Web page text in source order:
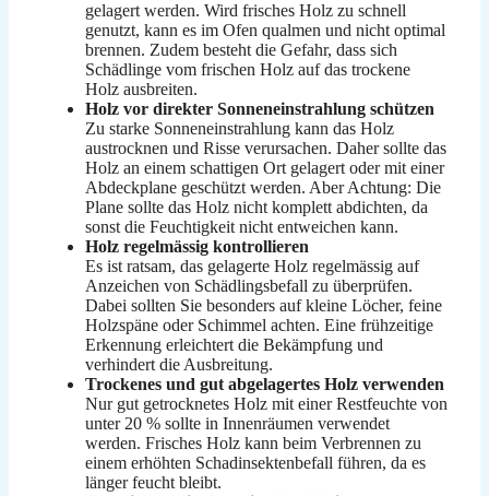
gelagert werden. Wird frisches Holz zu schnell
genutzt, kann es im Ofen qualmen und nicht optimal
brennen. Zudem besteht die Gefahr, dass sich
Schädlinge vom frischen Holz auf das trockene
Holz ausbreiten.
Holz vor direkter Sonneneinstrahlung schützen
Zu starke Sonneneinstrahlung kann das Holz
austrocknen und Risse verursachen. Daher sollte das
Holz an einem schattigen Ort gelagert oder mit einer
Abdeckplane geschützt werden. Aber Achtung: Die
Plane sollte das Holz nicht komplett abdichten, da
sonst die Feuchtigkeit nicht entweichen kann.
Holz regelmässig kontrollieren
Es ist ratsam, das gelagerte Holz regelmässig auf
Anzeichen von Schädlingsbefall zu überprüfen.
Dabei sollten Sie besonders auf kleine Löcher, feine
Holzspäne oder Schimmel achten. Eine frühzeitige
Erkennung erleichtert die Bekämpfung und
verhindert die Ausbreitung.
Trockenes und gut abgelagertes Holz verwenden
Nur gut getrocknetes Holz mit einer Restfeuchte von
unter 20 % sollte in Innenräumen verwendet
werden. Frisches Holz kann beim Verbrennen zu
einem erhöhten Schadinsektenbefall führen, da es
länger feucht bleibt.